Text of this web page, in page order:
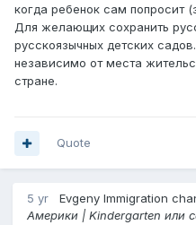
когда ребенок сам попросит
Для желающих сохранить
русскоязычных детских
независимо от места
стране.
Quote
5 yr Evgeny Immigration
Америки | Kindergarten или